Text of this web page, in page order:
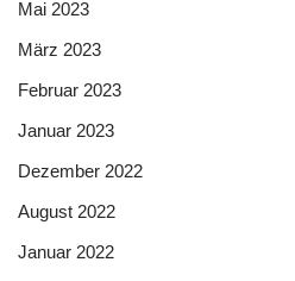
Mai 2023
März 2023
Februar 2023
Januar 2023
Dezember 2022
August 2022
Januar 2022